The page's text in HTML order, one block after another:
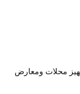
محلات ومعارض